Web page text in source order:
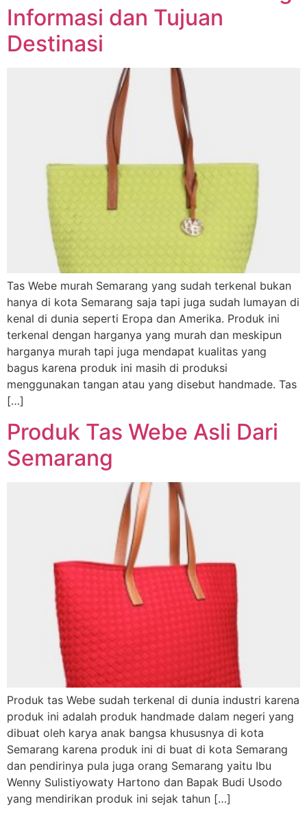
Informasi dan Tujuan
Destinasi
Tas Webe murah Semarang yang sudah terkenal bukan
hanya di kota Semarang saja tapi juga sudah lumayan di
kenal di dunia seperti Eropa dan Amerika. Produk ini
terkenal dengan harganya yang murah dan meskipun
harganya murah tapi juga mendapat kualitas yang
bagus karena produk ini masih di produksi
menggunakan tangan atau yang disebut handmade. Tas
[…]
Produk Tas Webe Asli Dari
Semarang
Produk tas Webe sudah terkenal di dunia industri karena
produk ini adalah produk handmade dalam negeri yang
dibuat oleh karya anak bangsa khususnya di kota
Semarang karena produk ini di buat di kota Semarang
dan pendirinya pula juga orang Semarang yaitu Ibu
Wenny Sulistiyowaty Hartono dan Bapak Budi Usodo
yang mendirikan produk ini sejak tahun […]